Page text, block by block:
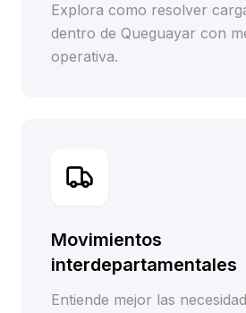
Explora como resolver
dentro de Queguayar con
operativa.
Movimientos
interdepartamentales
Entiende mejor las